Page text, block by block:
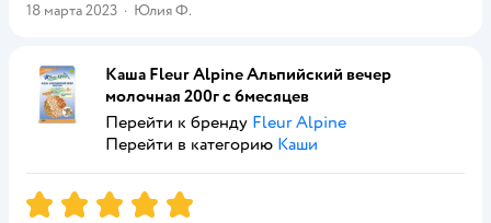
18 марта 2023 · Юлия Ф.
Каша Fleur Alpine Альпийский вечер
молочная 200г с 6месяцев
Перейти к бренду Fleur Alpine
Перейти в категорию Каши
Рейтинг:5